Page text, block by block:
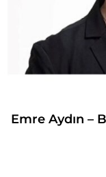
Emre Aydın –